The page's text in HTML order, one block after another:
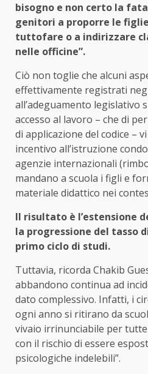
bisogno e non certo la
genitori a proporre le
tuttofare o a indirizzare
nelle officine”.
Ciò non toglie che alcuni
effettivamente registrati
all’adeguamento legislativo
accesso al lavoro – che di
di applicazione del codice –
incentivo all’istruzione
agenzie internazionali
mandano a scuola i figli e
materiale didattico nei
Il risultato è l’estensione
la progressione del tasso
primo ciclo di studi.
Tuttavia, ricorda Chakib
abbandono continua ad
dato complessivo. Infatti, i
ogni anno si ritirano da
vivaio irrinunciabile per
con il rischio di essere
psicologiche indelebili”.